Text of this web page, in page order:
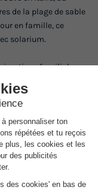
de la plage de sable
en famille, ce
solarium.
familiales
trouverez sur place